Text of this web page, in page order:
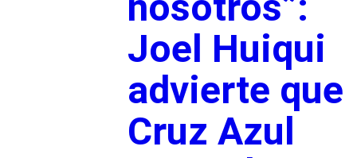
Joel Huiqui
advierte que
Cruz Azul